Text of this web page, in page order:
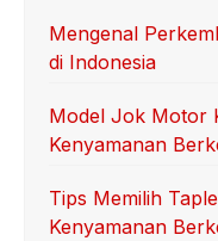
Mengenal
di Indonesia
Model Jok Motor
Kenyamanan
Tips Memilih
Kenyamanan